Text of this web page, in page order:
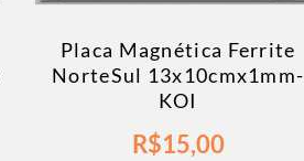
Placa Magnética Ferrite
NorteSul 13x10cmx1mm-
KOI
R$15,00